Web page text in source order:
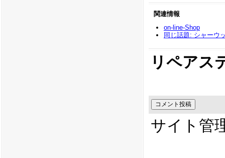
関連情報
on-line-Shop
同じ話題: シャーウ
リペアス
サイト管